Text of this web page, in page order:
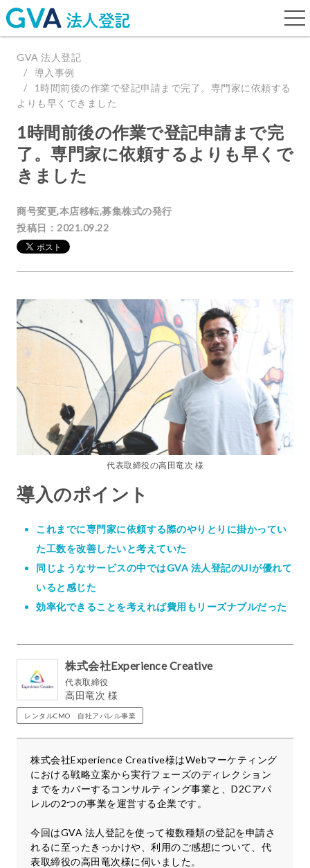
GVA 法人登記
導入事例
1時間前後の作業で登記申請まで完了。専門家に依頼する
よりも早くできました
1時間前後の作業で登記申請まで完
了。専門家に依頼するよりも早くで
きました
商号変更,本店移転,募集株式の発行
投稿日：2021.09.22
代表取締役の高田竜次 様
導入のポイント
これまでに専門家に依頼する際のやりとりに掛かってい
た工数を改善したいと考えていた
同じようなサービスの中ではGVA 法人登記のUIが優れて
いると感じた
効率化できることを考えれば費用もリーズナブルだった
株式会社Experience Creative
代表取締役
高田竜次 様
レンタルCMO 自社アパレル事業
株式会社Experience Creative様はWebマーケティング
における戦略立案から実行フェーズのディレクション
までをカバーするコンサルティング事業と、D2Cアパ
レルの2つの事業を運営する企業です。
今回はGVA 法人登記を使って複数種類の登記を申請さ
れるに至ったきっかけや、利用のご感想について、代
表取締役の高田竜次様に伺いました。